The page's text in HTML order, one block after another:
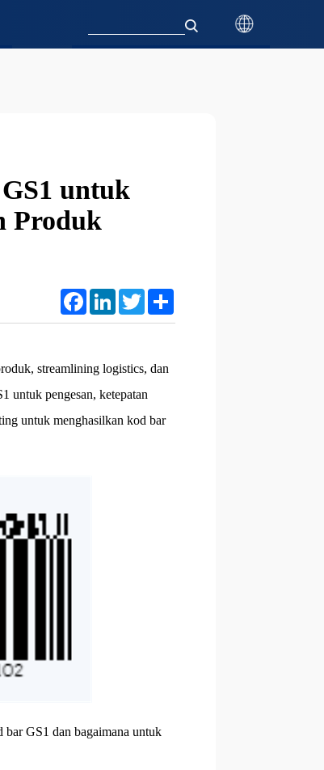
untuk
Produk
FacebookLinkedIn Twitter
streamlining logistics, dan
untuk pengesan, ketepatan
untuk menghasilkan kod bar
bar GS1 dan bagaimana untuk